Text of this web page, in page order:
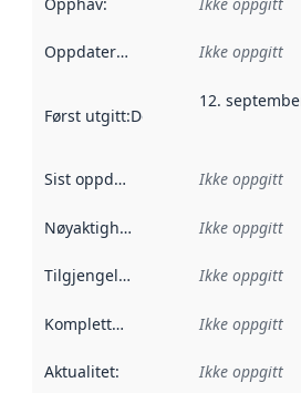
Oppdateringsfrekvens :
Ikke oppgitt
Først utgitt:Denne datoen sier
12.
Sist oppdatert Ikke oppgitt
Nøyaktighet Ikke oppgitt
Tilgjengelighet Ikke oppgitt
Kompletthet Ikke oppgitt
Aktualitet: Ikke oppgitt